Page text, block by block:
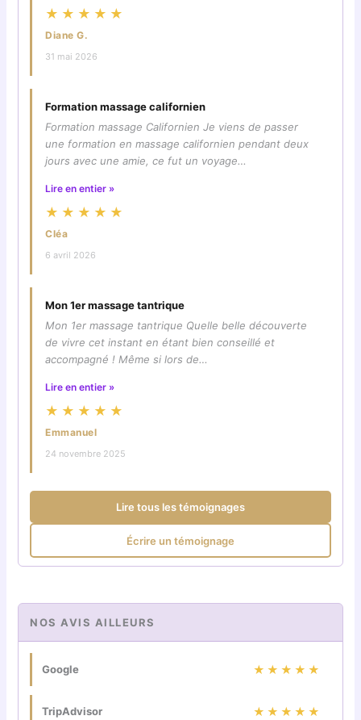
★★★★★
Diane G.
31 mai 2026
Formation massage californien
Formation massage Californien Je viens de passer
une formation en massage californien pendant deux
jours avec une amie, ce fut un voyage…
Lire en entier »
★★★★★
Cléa
6 avril 2026
Mon 1er massage tantrique
Mon 1er massage tantrique Quelle belle découverte
de vivre cet instant en étant bien conseillé et
accompagné ! Même si lors de…
Lire en entier »
★★★★★
Emmanuel
24 novembre 2025
Lire tous les témoignages
Écrire un témoignage
NOS AVIS AILLEURS
Google ★★★★★
TripAdvisor ★★★★★